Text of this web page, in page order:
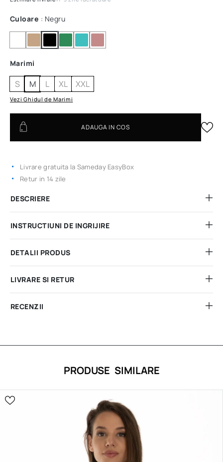
Culoare : Negru
Marimi
S M L XL XXL
Vezi Ghidul de Marimi
ADAUGA IN COS
Livrare gratuita la Sameday EasyBox
Retur in 14 zile
DESCRIERE
INSTRUCTIUNI DE INGRIJIRE
DETALII PRODUS
LIVRARE SI RETUR
RECENZII
PRODUSE SIMILARE